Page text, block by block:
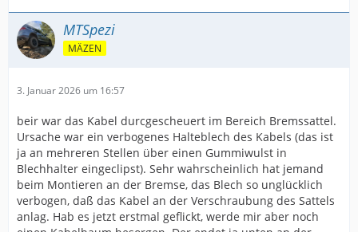
MTSpezi
MÄZEN
3. Januar 2026 um 16:57
beir war das Kabel durcgescheuert im Bereich Bremssattel.
Ursache war ein verbogenes Halteblech des Kabels (das ist
ja an mehreren Stellen über einen Gummiwulst in
Blechhalter eingeclipst). Sehr wahrscheinlich hat jemand
beim Montieren an der Bremse, das Blech so unglücklich
verbogen, daß das Kabel an der Verschraubung des Sattels
anlag. Hab es jetzt erstmal geflickt, werde mir aber noch